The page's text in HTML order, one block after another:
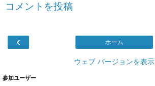
コメントを投稿
‹ ホーム
ウェブ バージョンを表示
参加ユーザー